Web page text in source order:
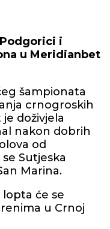
i
u Meridianbet
šampionata
crnogroskih
doživjela
nakon dobrih
od
Sutjeska
Marina.
će se
u Crnoj